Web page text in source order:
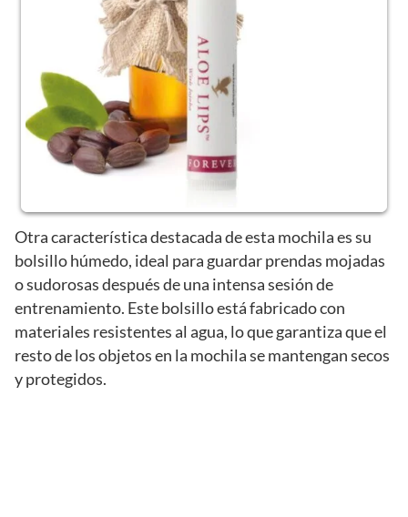
Otra característica destacada de esta mochila es su
bolsillo húmedo, ideal para guardar prendas mojadas
o sudorosas después de una intensa sesión de
entrenamiento. Este bolsillo está fabricado con
materiales resistentes al agua, lo que garantiza que el
resto de los objetos en la mochila se mantengan secos
y protegidos.